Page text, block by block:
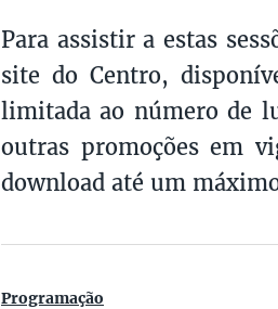
Para assistir a estas
site do Centro,
limitada ao número de
outras promoções em
download até um
Programação